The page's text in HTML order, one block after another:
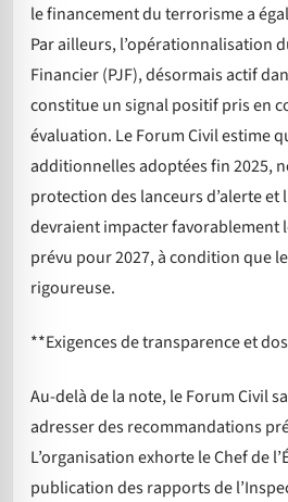
le financement du terrorisme a
Par ailleurs, l’opérationnalisation
Financier (PJF), désormais actif
constitue un signal positif pris en
évaluation. Le Forum Civil estime
additionnelles adoptées fin 2025,
protection des lanceurs d’alerte et
devraient impacter favorablement
prévu pour 2027, à condition que
rigoureuse.
**Exigences de transparence et
Au-delà de la note, le Forum Civil
adresser des recommandations
L’organisation exhorte le Chef de
publication des rapports de